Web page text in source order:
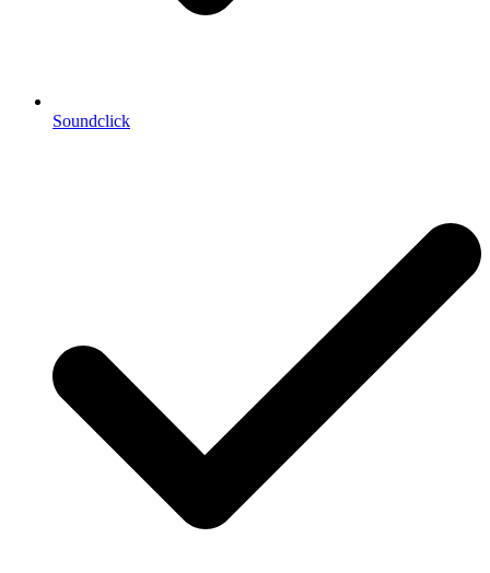
Soundclick